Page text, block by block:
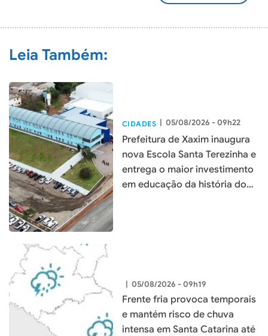
Leia Também:
CIDADES | 05/08/2026 - 09h22
Prefeitura de Xaxim inaugura
nova Escola Santa Terezinha e
entrega o maior investimento
em educação da história do
| 05/08/2026 - 09h19
Frente fria provoca temporais
e mantém risco de chuva
intensa em Santa Catarina até